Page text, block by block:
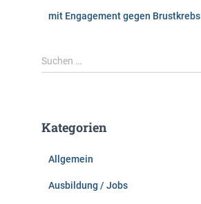
mit Engagement gegen Brustkrebs
S
u
n
Suchen …
Kategorien
Allgemein
Ausbildung / Jobs